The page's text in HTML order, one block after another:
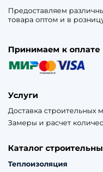
Предоставляем
товара оптом и в
Принимаем к оплате
Услуги
Доставка строительных
Замеры и расчет
Каталог
Теплоизоляция